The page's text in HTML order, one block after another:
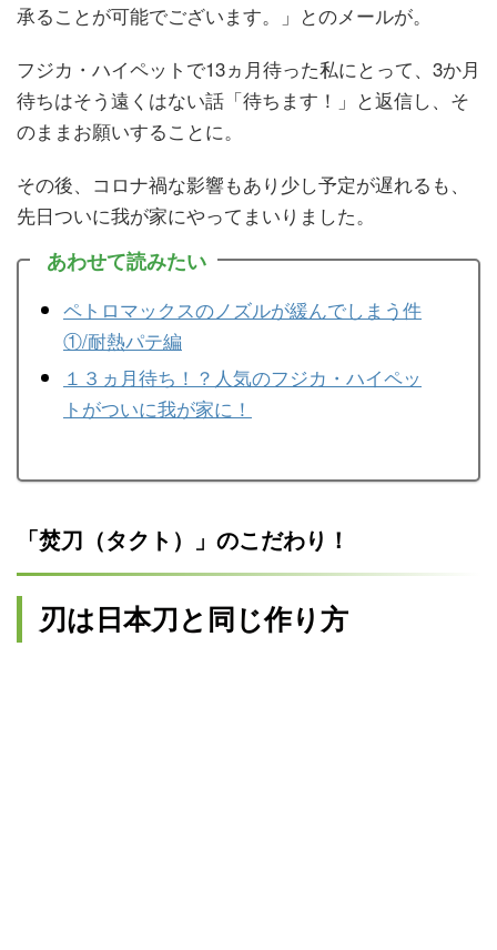
承ることが可能でございます。」とのメールが。
フジカ・ハイペットで13ヵ月待った私にとって、3か月
待ちはそう遠くはない話「待ちます！」と返信し、そ
のままお願いすることに。
その後、コロナ禍な影響もあり少し予定が遅れるも、
先日ついに我が家にやってまいりました。
あわせて読みたい
ペトロマックスのノズルが緩んでしまう件
①/耐熱パテ編
１３ヵ月待ち！？人気のフジカ・ハイペッ
トがついに我が家に！
「焚刀（タクト）」のこだわり！
刃は日本刀と同じ作り方